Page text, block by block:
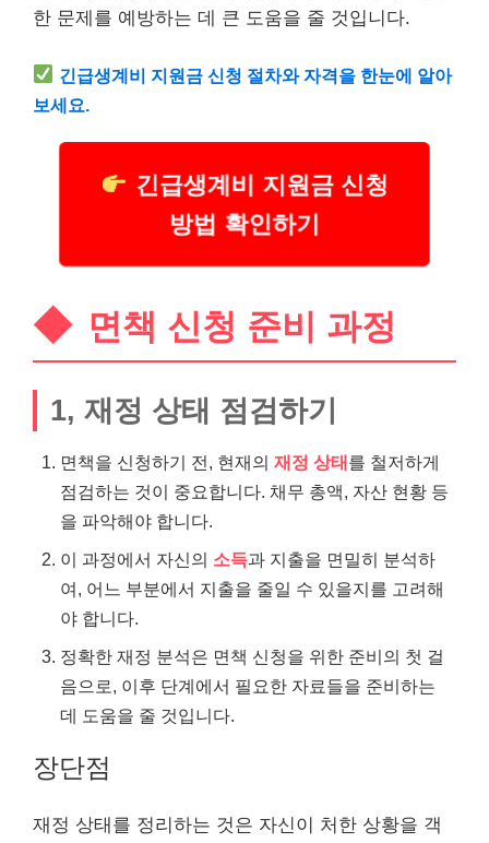
한 문제를 예방하는 데 큰 도움을 줄 것입니다.
긴급생계비 지원금 신청 절차와 자격을 한눈에 알아
보세요.
긴급생계비 지원금 신청
방법 확인하기
면책 신청 준비 과정
1, 재정 상태 점검하기
면책을 신청하기 전, 현재의 재정 상태를 철저하게
점검하는 것이 중요합니다. 채무 총액, 자산 현황 등
을 파악해야 합니다.
이 과정에서 자신의 소득과 지출을 면밀히 분석하
여, 어느 부분에서 지출을 줄일 수 있을지를 고려해
야 합니다.
정확한 재정 분석은 면책 신청을 위한 준비의 첫 걸
음으로, 이후 단계에서 필요한 자료들을 준비하는
데 도움을 줄 것입니다.
장단점
재정 상태를 정리하는 것은 자신이 처한 상황을 객